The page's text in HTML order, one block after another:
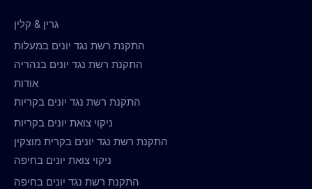
גרין & קלין
התקנת רשת נגד יונים במעלות
התקנת רשת נגד יונים בנהריה
אודות
התקנת רשת נגד יונים בקריות
ניקוי צואת יונים בקריות
התקנת רשת נגד יונים בקרית מוצקין
ניקוי צואת יונים בחיפה
התקנת רשת נגד יונים בחיפה